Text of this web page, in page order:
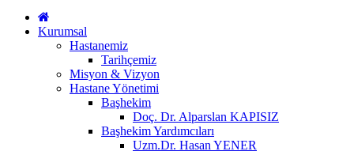
Kurumsal
Hastanemiz
Tarihçemiz
Misyon & Vizyon
Hastane Yönetimi
Başhekim
Doç. Dr. Alparslan KAPISIZ
Başhekim Yardımcıları
Uzm.Dr. Hasan YENER